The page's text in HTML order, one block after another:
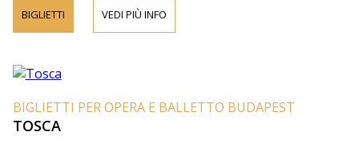
BIGLIETTI VEDI PIÙ INFO
BIGLIETTI PER OPERA E BALLETTO BUDAPEST
TOSCA